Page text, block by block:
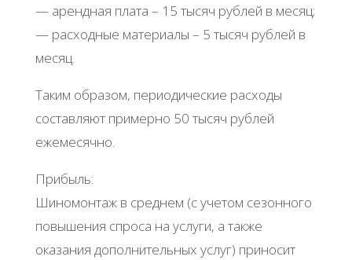
— арендная плата – 15 тысяч рублей в месяц;
— расходные материалы – 5 тысяч рублей в
месяц.
Таким образом, периодические расходы
составляют примерно 50 тысяч рублей
ежемесячно.
Прибыль:
Шиномонтаж в среднем (с учетом сезонного
повышения спроса на услуги, а также
оказания дополнительных услуг) приносит